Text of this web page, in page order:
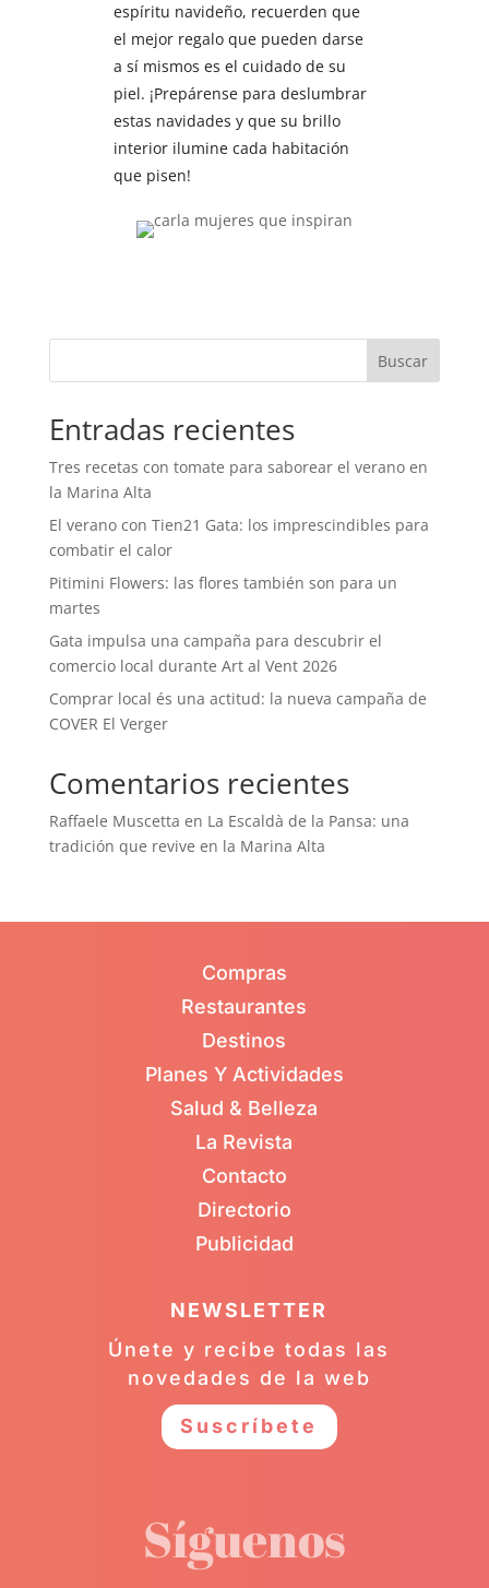
espíritu navideño, recuerden que
el mejor regalo que pueden darse
a sí mismos es el cuidado de su
piel. ¡Prepárense para deslumbrar
estas navidades y que su brillo
interior ilumine cada habitación
que pisen!
Buscar
Entradas recientes
Tres recetas con tomate para saborear el verano en
la Marina Alta
El verano con Tien21 Gata: los imprescindibles para
combatir el calor
Pitimini Flowers: las flores también son para un
martes
Gata impulsa una campaña para descubrir el
comercio local durante Art al Vent 2026
Comprar local és una actitud: la nueva campaña de
COVER El Verger
Comentarios recientes
Raffaele Muscetta en La Escaldà de la Pansa: una
tradición que revive en la Marina Alta
Compras
Restaurantes
Destinos
Planes Y Actividades
Salud & Belleza
La Revista
Contacto
Directorio
Publicidad
NEWSLETTER
Únete y recibe todas las
novedades de la web
Suscríbete
Síguenos